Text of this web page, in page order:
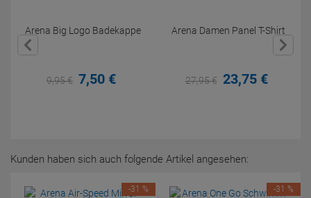
Arena Big Logo Badekappe
9,95€ 7,50 €
Arena Damen Panel T-Shirt
27,95€ 23,75 €
Kunden haben sich auch folgende Artikel angesehen:
-31 % -31 %